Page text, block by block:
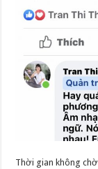
Thời gian không